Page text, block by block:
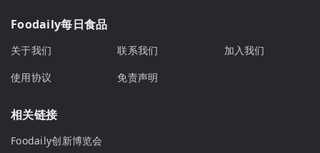
Foodaily每日食品
关于我们 联系我们
加入我们
使用协议
免责声明
相关链接
Foodaily创新博览会